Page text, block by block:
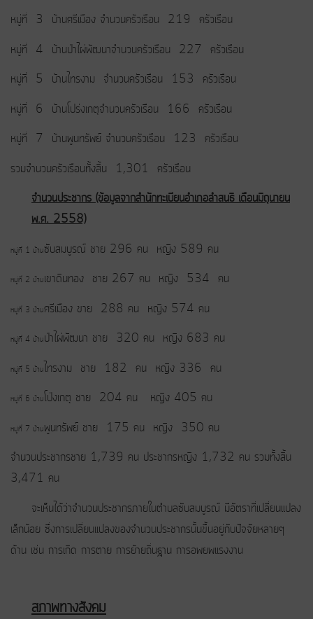
หมู่ที่ 3 บ้านศรีเมือง จำนวนครัวเรือน 219 ครัวเรือน
หมู่ที่ 4 บ้านป่าไผ่พัฒนาจำนวนครัวเรือน 227 ครัวเรือน
หมู่ที่ 5 บ้านไทรงาม จำนวนครัวเรือน 153 ครัวเรือน
หมู่ที่ 6 บ้านโปร่งเกตุจำนวนครัวเรือน 166 ครัวเรือน
หมู่ที่ 7 บ้านพูนทรัพย์ จำนวนครัวเรือน 123 ครัวเรือน
รวมจำนวนครัวเรือนทั้งสิ้น 1,301 ครัวเรือน
จำนวนประชากร (ข้อมูลจากสำนักทะเบียนอำเภอลำสนธิ เดือนมิถุนายน
พ.ศ. 2558)
หมู่ที่ 1 บ้านซับสมบูรณ์ ชาย 296 คน หญิง 589 คน
หมู่ที่ 2 บ้านเขาดินทอง ชาย 267 คน หญิง 534 คน
หมู่ที่ 3 บ้านศรีเมือง ขาย 288 คน หญิง 574 คน
หมู่ที่ 4 บ้านป่าไผ่พัฒนา ชาย 320 คน หญิง 683 คน
หมู่ที่ 5 บ้านไทรงาม ชาย 182 คน หญิง 336 คน
หมู่ที่ 6 บ้านโป่งเกตุ ชาย 204 คน หญิง 405 คน
หมู่ที่ 7 บ้านพูนทรัพย์ ชาย 175 คน หญิง 350 คน
จำนวนประชากรชาย 1,739 คน ประชากรหญิง 1,732 คน รวมทั้งสิ้น
3,471 คน
จะเห็นได้ว่าจำนวนประชากรภายในตำบลซับสมบูรณ์ มีอัตราที่เปลี่ยนแปลง
เล็กน้อย ซึ่งการเปลี่ยนแปลงของจำนวนประชากรนั้นขึ้นอยู่กับปัจจัยหลายๆ
ด้าน เช่น การเกิด การตาย การย้ายถิ่นฐาน การอพยพแรงงาน
สภาพทางสังคม